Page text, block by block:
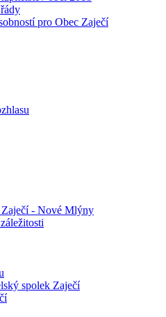
pro Obec Zaječí
- Nové Mlýny
spolek Zaječí